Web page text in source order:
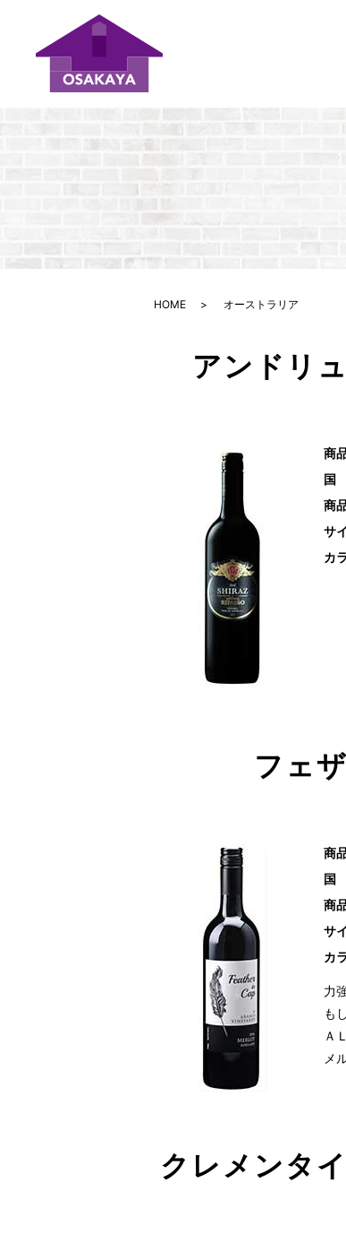
HOME オーストラリア
アンドリ
商
国
商
サ
カ
フェ
商
国
商
サ
カ
力
も
Ａ
メ
クレメンタ